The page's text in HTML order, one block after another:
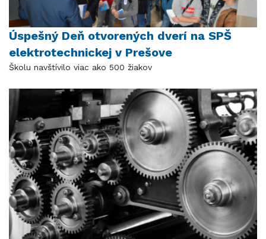
Úspešný Deň otvorených dverí na SPŠ
elektrotechnickej v Prešove
Školu navštívilo viac ako 500 žiakov